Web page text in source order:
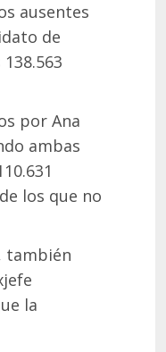
ausentes
de
por Ana
ambas
los que no
también
la